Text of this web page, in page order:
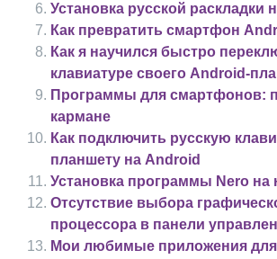
Установка русской раскладки
Как превратить смартфон
Как я научился быстро
клавиатуре своего Android-
Программы для смартфонов:
кармане
Как подключить русскую
планшету на Android
Установка программы Nero на
Отсутствие выбора
процессора в панели
Мои любимые приложения